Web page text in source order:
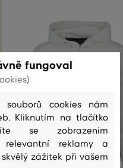
fungoval
souborů cookies nám
Kliknutím na tlačítko
se zobrazením
relevantní reklamy a
zážitek při vašem